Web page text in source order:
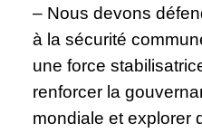
– Nous devons
à la sécurité
une force
renforcer la
mondiale et explorer